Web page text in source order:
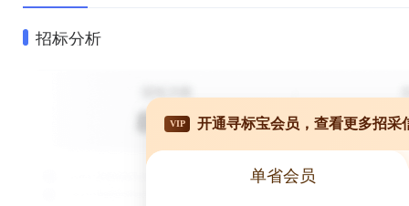
招标分析
VIP 开通寻标宝会员，查看更多招采
单省会员